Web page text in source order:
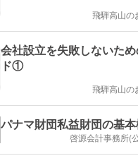
飛騨高山の
会社設立を失敗しないた
ド①
飛騨高山の
パナマ財団私益財団の基
啓源会計事務所(